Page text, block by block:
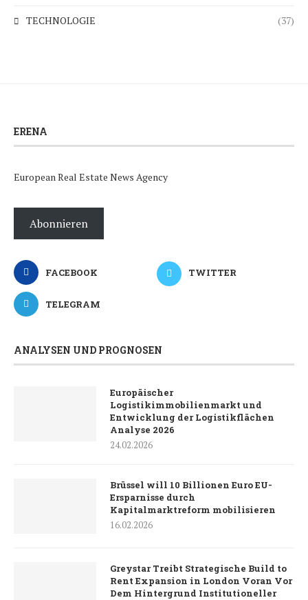
TECHNOLOGIE (37)
ERENA
European Real Estate News Agency
Abonnieren
FACEBOOK TWITTER
TELEGRAM
ANALYSEN UND PROGNOSEN
Europäischer
Logistikimmobilienmarkt und
Entwicklung der Logistikflächen
Analyse 2026
24.02.2026
Brüssel will 10 Billionen Euro EU-
Ersparnisse durch
Kapitalmarktreform mobilisieren
16.02.2026
Greystar Treibt Strategische Build to
Rent Expansion in London Voran Vor
Dem Hintergrund Institutioneller